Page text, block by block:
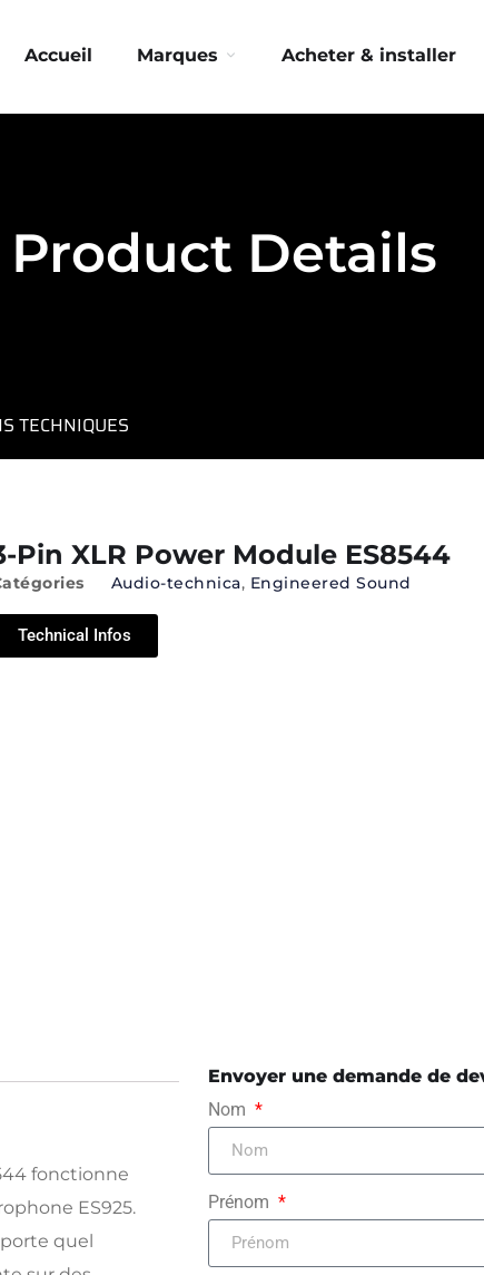
Accueil Marques Acheter & installer
Product Details
TECHNIQUES
Pin XLR Power Module ES8544
Audio-technica, Engineered Sound
Technical Infos
fonctionne
ES925.
quel
Envoyer une demande de
Nom
Prénom